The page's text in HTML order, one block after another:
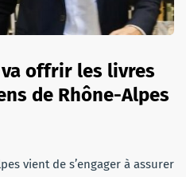
offrir les livres
de Rhône-Alpes
vient de s’engager à assurer